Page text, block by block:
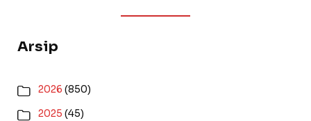
Arsip
2026 (850)
2025 (45)